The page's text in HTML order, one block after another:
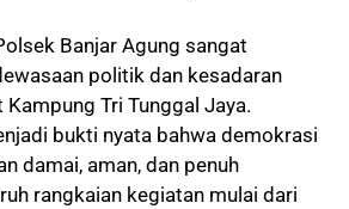
Banjar Agung sangat
politik dan kesadaran
Tri Tunggal Jaya.
bukti nyata bahwa demokrasi
damai, aman, dan penuh
rangkaian kegiatan mulai dari